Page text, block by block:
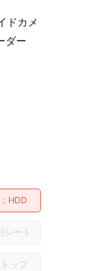
ドカメ
ダー
HDD
シート
ップ